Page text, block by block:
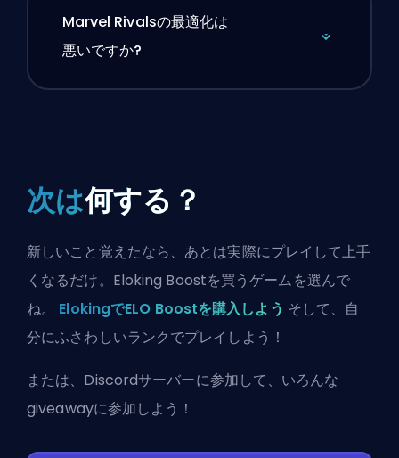
Marvel Rivalsの最適化は
悪いですか?
次は何する？
新しいこと覚えたなら、あとは実際にプレイして上手
くなるだけ。Eloking Boostを買うゲームを選んで
ね。 ElokingでELO Boostを購入しよう そして、自
分にふさわしいランクでプレイしよう！
または、 Discordサーバーに参加して、いろんな
giveawayに参加しよう！